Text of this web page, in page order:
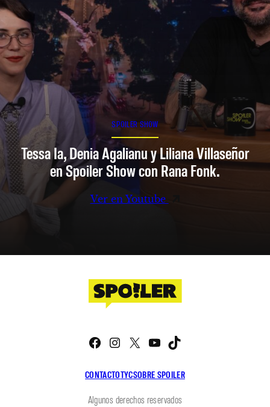
SPOILER SHOW
Tessa Ia, Denia Agalianu y Liliana Villaseñor
en Spoiler Show con Rana Fonk.
Ver en Youtube
CONTACTOTYCSOBRE SPOILER
Facebook
Instagram
X YouTube
Algunos derechos reservados